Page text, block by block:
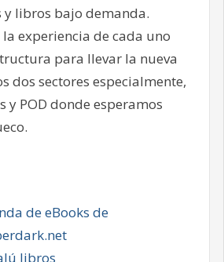
y libros bajo demanda.
experiencia de cada uno
para llevar la nueva
dos sectores especialmente,
y POD donde esperamos
de eBooks de
libros